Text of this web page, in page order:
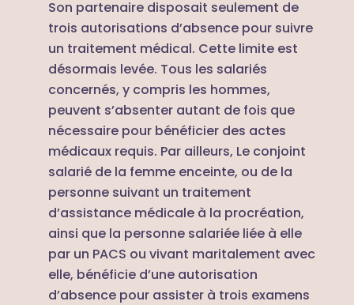
Son partenaire disposait seulement de
trois autorisations d’absence pour suivre
un traitement médical. Cette limite est
désormais levée. Tous les salariés
concernés, y compris les hommes,
peuvent s’absenter autant de fois que
nécessaire pour bénéficier des actes
médicaux requis. Par ailleurs, Le conjoint
salarié de la femme enceinte, ou de la
personne suivant un traitement
d’assistance médicale à la procréation,
ainsi que la personne salariée liée à elle
par un PACS ou vivant maritalement avec
elle, bénéficie d’une autorisation
d’absence pour assister à trois examens